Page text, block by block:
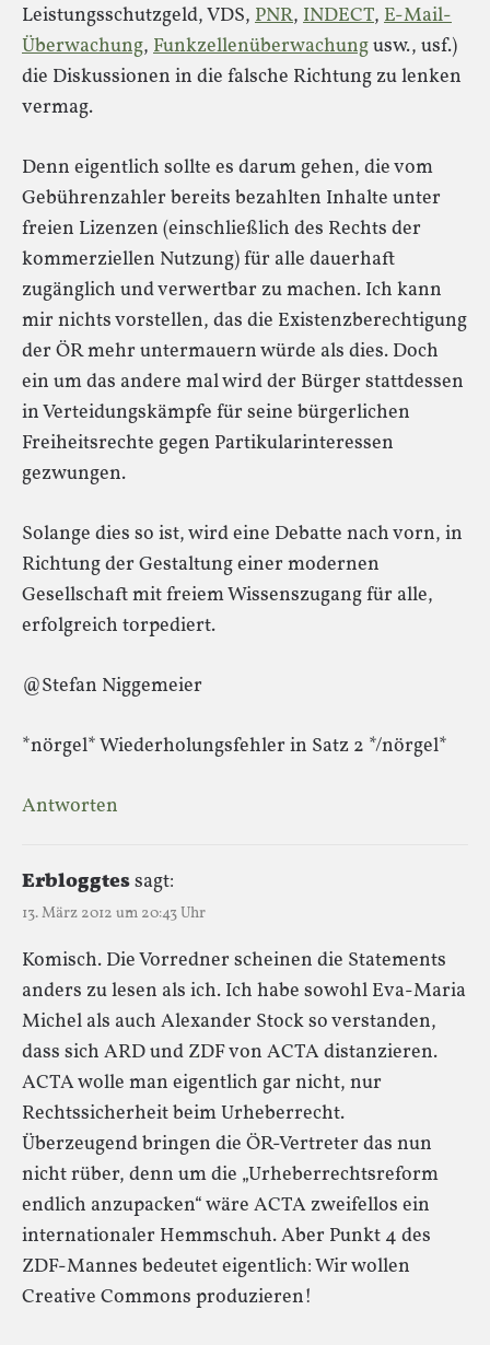
Leistungsschutzgeld, VDS, PNR, INDECT, E-Mail-
Überwachung, Funkzellenüberwachungusw., usf.)
die Diskussionen in die falsche Richtung zu lenken
vermag.
Denn eigentlich sollte es darum gehen, die vom
Gebührenzahler bereits bezahlten Inhalte unter
freien Lizenzen (einschließlich des Rechts der
kommerziellen Nutzung) für alle dauerhaft
zugänglich und verwertbar zu machen. Ich kann
mir nichts vorstellen, das die Existenzberechtigung
der ÖR mehr untermauern würde als dies. Doch
ein um das andere mal wird der Bürger stattdessen
in Verteidungskämpfe für seine bürgerlichen
Freiheitsrechte gegen Partikularinteressen
gezwungen.
Solange dies so ist, wird eine Debatte nach vorn, in
Richtung der Gestaltung einer modernen
Gesellschaft mit freiem Wissenszugang für alle,
erfolgreich torpediert.
@Stefan Niggemeier
*nörgel* Wiederholungsfehler in Satz 2 */nörgel*
Antworten
Erbloggtessagt:
13. März 2012 um 20:43 Uhr
Komisch. Die Vorredner scheinen die Statements
anders zu lesen als ich. Ich habe sowohl Eva-Maria
Michel als auch Alexander Stock so verstanden,
dass sich ARD und ZDF von ACTA distanzieren.
ACTA wolle man eigentlich gar nicht, nur
Rechtssicherheit beim Urheberrecht.
Überzeugend bringen die ÖR-Vertreter das nun
nicht rüber, denn um die „Urheberrechtsreform
endlich anzupacken“ wäre ACTA zweifellos ein
internationaler Hemmschuh. Aber Punkt 4 des
ZDF-Mannes bedeutet eigentlich: Wir wollen
Creative Commons produzieren!